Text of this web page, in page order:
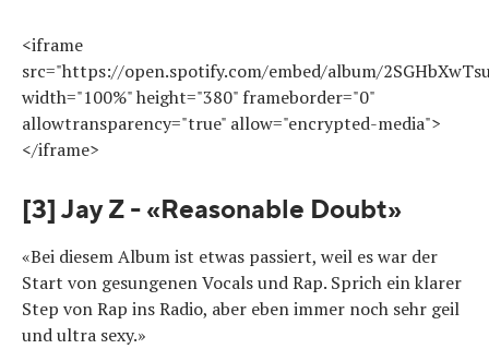
<iframe
src="https://open.spotify.com/embed/album/
width="100%" height="380" frameborder="0"
allowtransparency="true" allow="encrypted-media">
</iframe>
[3] Jay Z - «Reasonable Doubt»
«Bei diesem Album ist etwas passiert, weil es war der
Start von gesungenen Vocals und Rap. Sprich ein klarer
Step von Rap ins Radio, aber eben immer noch sehr geil
und ultra sexy.»